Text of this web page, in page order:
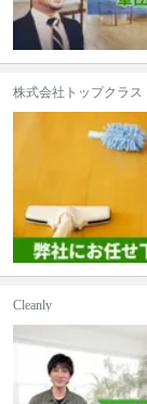
株式会社トップクラス
Cleanly